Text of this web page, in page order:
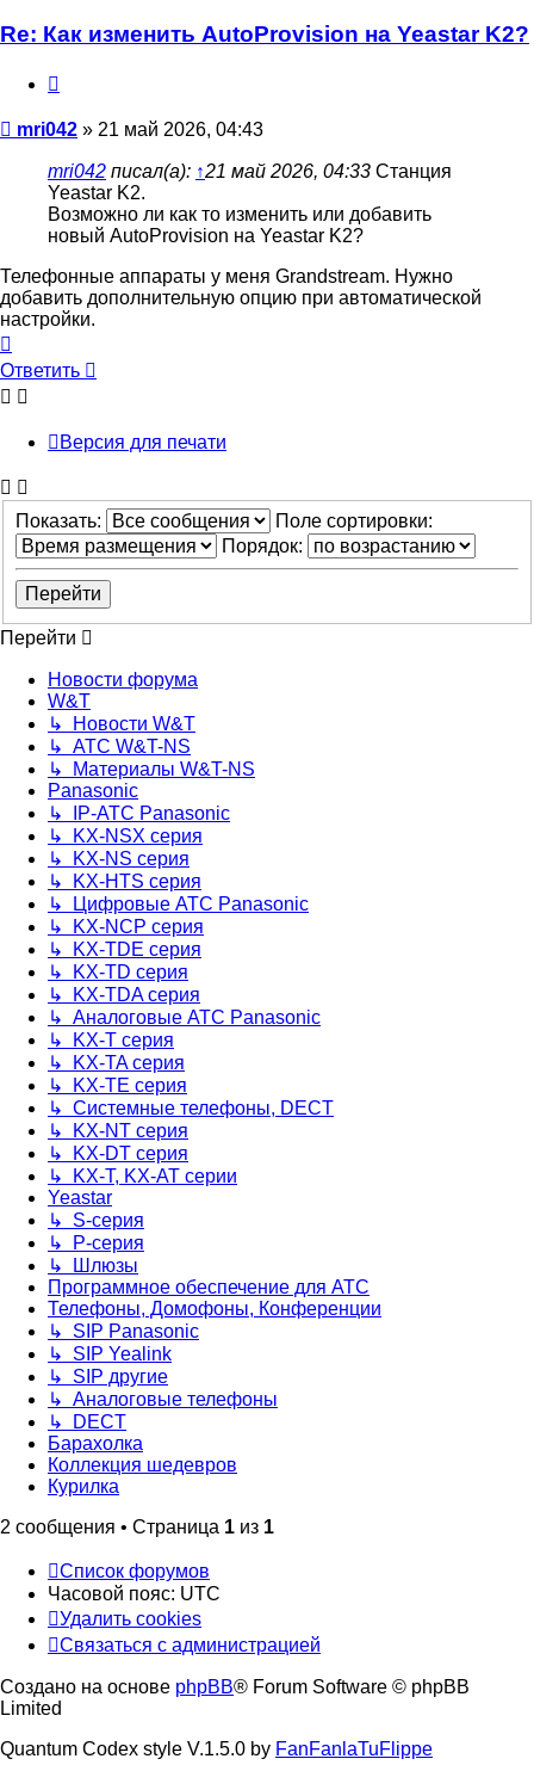
Re: Как изменить AutoProvision на Yeastar K2?
Сообщение
mri042 » 21 май 2026, 04:43
mri042 писал(а): ↑21 май 2026, 04:33 Станция
Yeastar K2.
Возможно ли как то изменить или добавить
новый AutoProvision на Yeastar K2?
Телефонные аппараты у меня Grandstream. Нужно
добавить дополнительную опцию при автоматической
настройки.
к
началу
Ответить
Версия для печати
Показать:
Поле сортировки:
Порядок:
Перейти
Новости форума
W&T
↳ Новости W&T
↳ АТС W&T-NS
↳ Материалы W&T-NS
Panasonic
↳ IP-АТС Panasonic
↳ KX-NSX серия
↳ KX-NS серия
↳ KX-HTS серия
↳ Цифровые АТС Panasonic
↳ KX-NCP серия
↳ KX-TDE серия
↳ KX-TD серия
↳ KX-TDA серия
↳ Аналоговые АТС Panasonic
↳ KX-T серия
↳ KX-TA серия
↳ KX-TE серия
↳ Системные телефоны, DECT
↳ KX-NT серия
↳ KX-DT серия
↳ KX-T, KX-AT серии
Yeastar
↳ S-серия
↳ P-серия
↳ Шлюзы
Программное обеспечение для АТС
Телефоны, Домофоны, Конференции
↳ SIP Panasonic
↳ SIP Yealink
↳ SIP другие
↳ Аналоговые телефоны
↳ DECT
Барахолка
Коллекция шедевров
Курилка
2 сообщения • Страница 1 из 1
Список форумов
Часовой пояс: UTC
Удалить cookies
Связаться с администрацией
Создано на основе phpBB® Forum Software © phpBB
Limited
Quantum Codex style V.1.5.0 by FanFanlaTuFlippe